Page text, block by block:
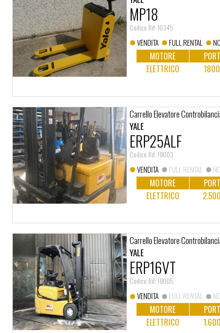
MP18
Codice Rif: 10345
VENDITA FULL RENTAL
MOTORE
ELETTRICO
Carrello Elevatore
YALE
ERP25ALF
Codice Rif: FB003
VENDITA FULL RENTAL
MOTORE
ELETTRICO
Carrello Elevatore
YALE
ERP16VT
Codice Rif: FB005
VENDITA FULL RENTAL
MOTORE
ELETTRICO